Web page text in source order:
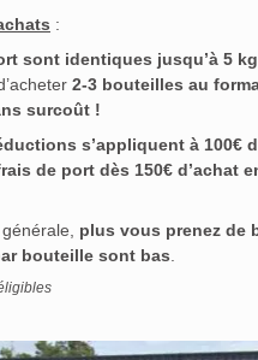
:
sont identiques jusqu’à 5 kg
2-3 bouteilles au
surcoût !
s’appliquent à 100€
de port dès 150€ d’achat
plus vous prenez de
bouteille sont bas